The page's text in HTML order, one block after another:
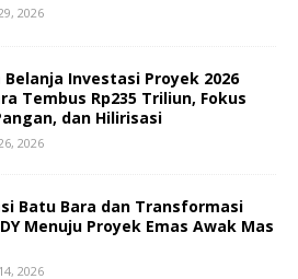
2026
Belanja Investasi Proyek 2026
Tembus Rp235 Triliun, Fokus
dan Hilirisasi
2026
Batu Bara dan Transformasi
Menuju Proyek Emas Awak Mas
2026